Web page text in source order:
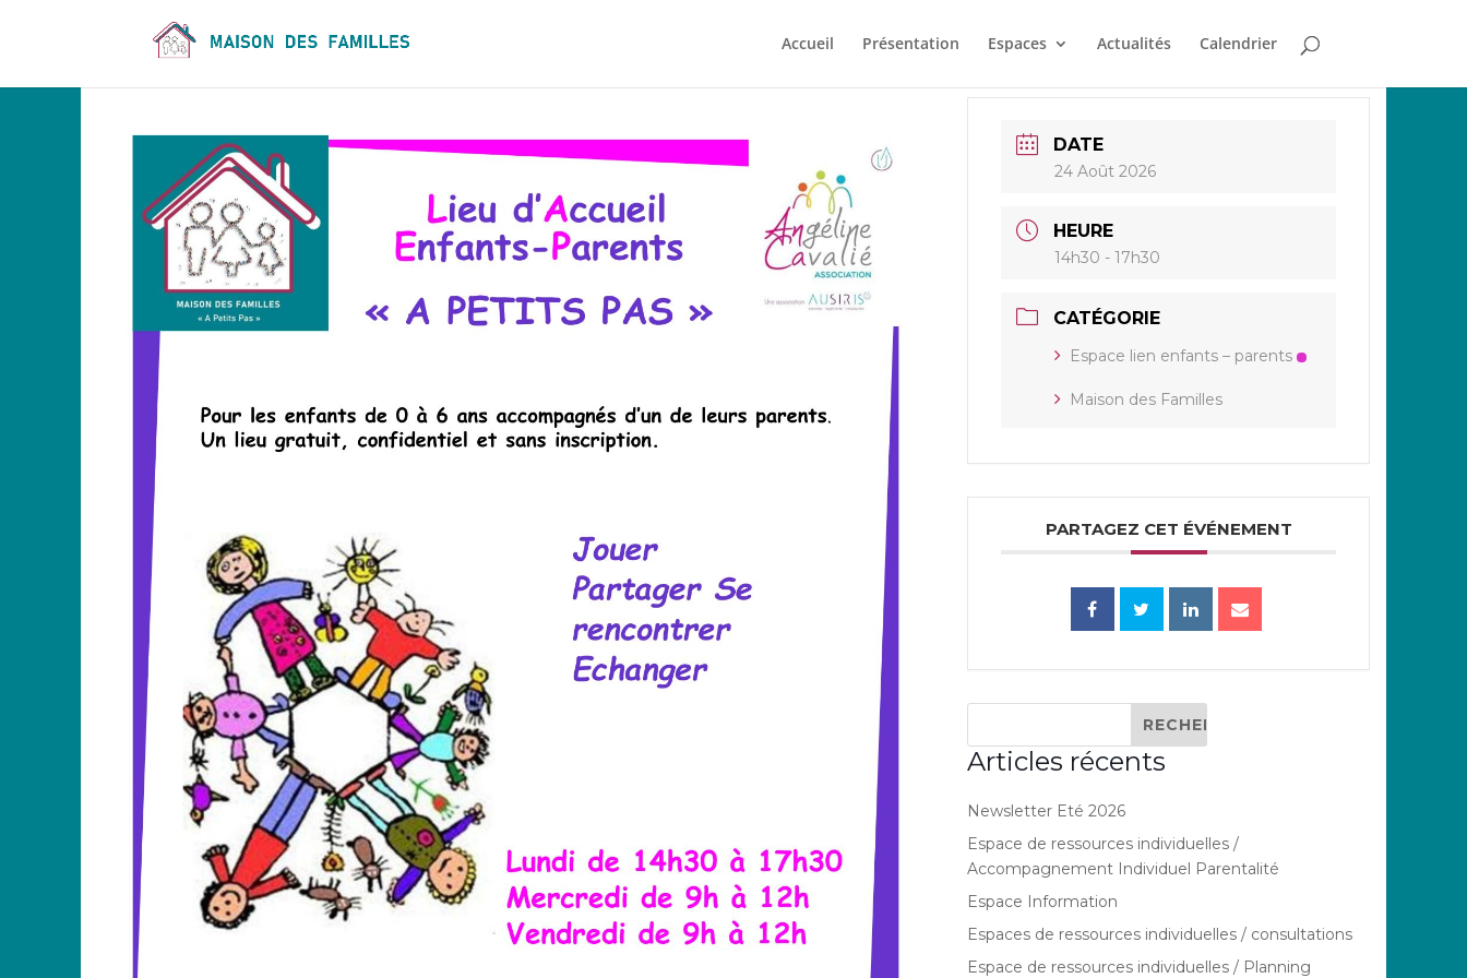
Accueil Présentation Espaces Actualités Calendrier
DATE
24 Août 2026
HEURE
14h30 - 17h30
CATÉGORIE
Espace lien enfants – parents
Maison des Familles
PARTAGEZ CET ÉVÉNEMENT
Articles récents
Newsletter Eté 2026
Espace de ressources individuelles /
Accompagnement Individuel Parentalité
Espace Information
Espaces de ressources individuelles / consultations
Espace de ressources individuelles / Planning